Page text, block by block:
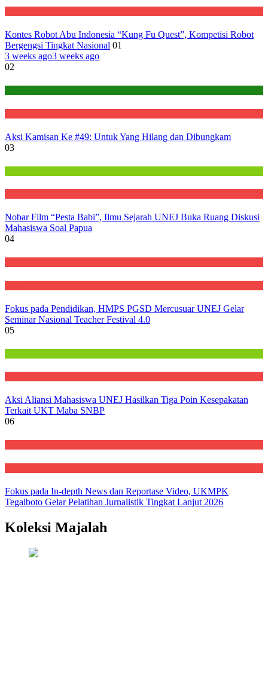
Kontes Robot Abu Indonesia “Kung Fu Quest”, Kompetisi Robot
Bergengsi Tingkat Nasional 01
3 weeks ago3 weeks ago
02
Aksi Kamisan Ke #49: Untuk Yang Hilang dan Dibungkam
03
Nobar Film “Pesta Babi”, Ilmu Sejarah UNEJ Buka Ruang Diskusi
Mahasiswa Soal Papua
04
Fokus pada Pendidikan, HMPS PGSD Mercusuar UNEJ Gelar
Seminar Nasional Teacher Festival 4.0
05
Aksi Aliansi Mahasiswa UNEJ Hasilkan Tiga Poin Kesepakatan
Terkait UKT Maba SNBP
06
Fokus pada In-depth News dan Reportase Video, UKMPK
Tegalboto Gelar Pelatihan Jurnalistik Tingkat Lanjut 2026
Koleksi Majalah